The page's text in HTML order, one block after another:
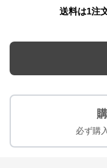
送料は1注
必ず購